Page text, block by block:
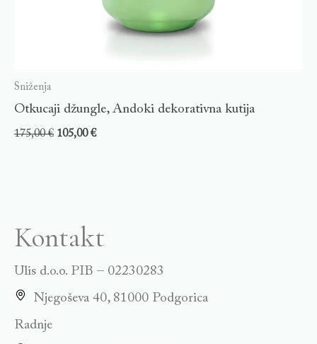
Sniženja
Otkucaji džungle, Andoki dekorativna kutija
175,00€ 105,00€
Kontakt
Ulis d.o.o. PIB – 02230283
Njegoševa 40, 81000 Podgorica
Radnje